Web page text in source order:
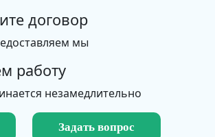
договор
мы
работу
незамедлительно
Задать вопрос